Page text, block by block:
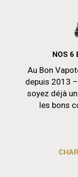
NOS 6
Au Bon
depuis 2013
soyez déjà
les bons